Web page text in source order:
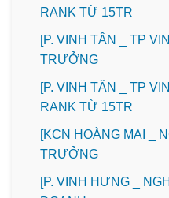
RANK TỪ 15TR
[P. VINH TÂN _ TP
TRƯỞNG
[P. VINH TÂN _ TP
RANK TỪ 15TR
️[KCN HOÀNG MAI _
TRƯỞNG
️[P. VINH HƯNG _